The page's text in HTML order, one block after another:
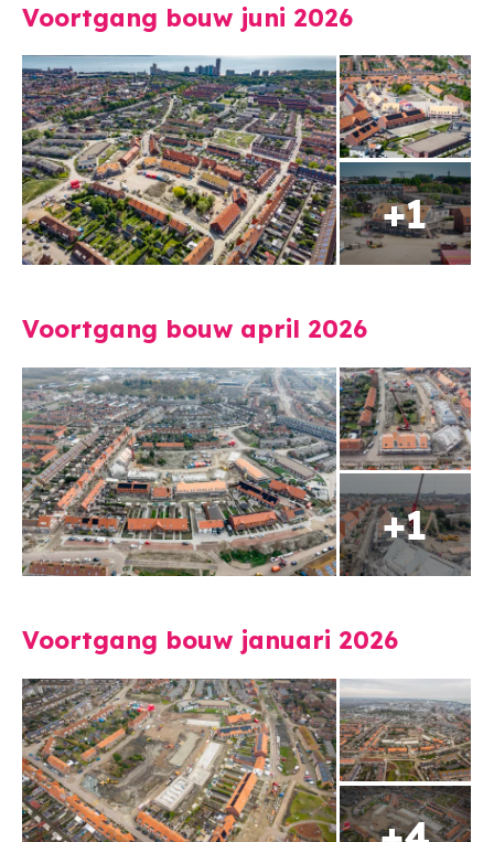
Voortgang bouw juni 2026
Voortgang bouw april 2026
Voortgang bouw januari 2026